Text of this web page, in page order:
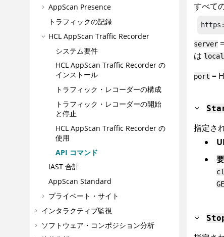
AppScan Presence
トラフィックの記録
HCL AppScan Traffic Recorder
システム要件
HCL AppScan Traffic Recorder の
インストール
トラフィック・レコーダーの構成
トラフィック・レコーダーの開始
と停止
HCL AppScan Traffic Recorder の
使用
API コマンド
IAST 合計
AppScan Standard
プライベート・サイト
インタラクティブ監視
ソフトウェア・コンポジション分析
すべて
server
は
port=
指定さ